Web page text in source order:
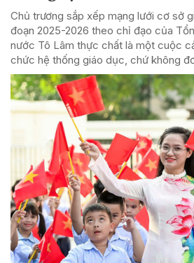
Chủ trương sắp xếp mạng lưới cơ sở
đoạn 2025-2026 theo chỉ đạo của
nước Tô Lâm thực chất là một cuộc
chức hệ thống giáo dục, chứ không